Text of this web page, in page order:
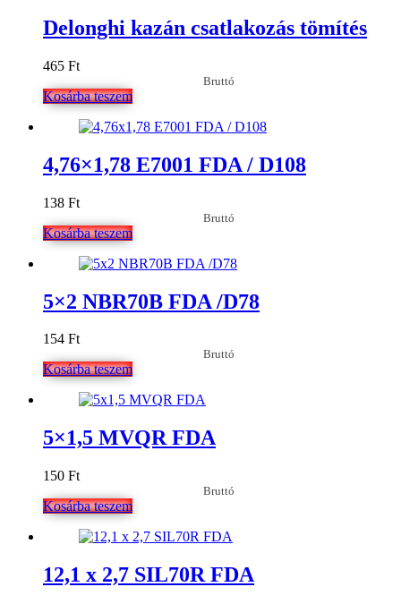
Delonghi kazán csatlakozás tömítés
465 Ft
Bruttó
Kosárba teszem
4,76×1,78 E7001 FDA / D108
138 Ft
Bruttó
Kosárba teszem
5×2 NBR70B FDA /D78
154 Ft
Bruttó
Kosárba teszem
5×1,5 MVQR FDA
150 Ft
Bruttó
Kosárba teszem
12,1 x 2,7 SIL70R FDA